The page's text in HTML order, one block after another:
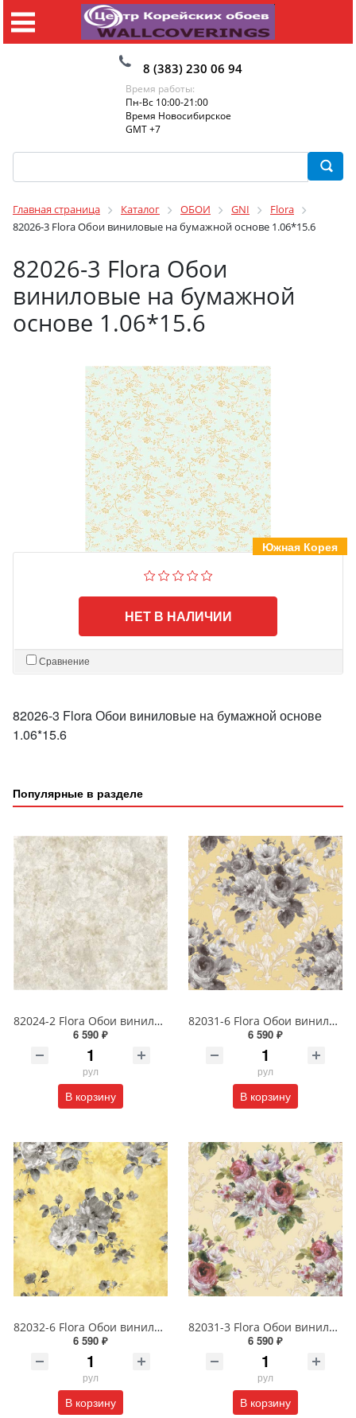
8 (383) 230 06 94
Время работы:
Пн-Вс 10:00-21:00
Время Новосибирское
GMT +7
Главная страница Каталог ОБОИ GNI
Flora
82026-3 Flora Обои виниловые на бумажной основе 1.06*15.6
82026-3 Flora Обои
виниловые на бумажной
основе 1.06*15.6
Южная Корея
НЕТ В НАЛИЧИИ
Сравнение
82026-3 Flora Обои виниловые на бумажной основе
1.06*15.6
Популярные в разделе
82024-2 Flora Обои виниловые на бумажной основе 1.06*15.6
6 590 ₽
рул
В корзину
82031-6 Flora Обои виниловые на бумажной основе 1.06*15.6
6 590 ₽
рул
В корзину
82032-6 Flora Обои виниловые на бумажной основе 1.06*15.6
6 590 ₽
рул
В корзину
82031-3 Flora Обои виниловые на бумажной основе 1.06*15.6
6 590 ₽
рул
В корзину